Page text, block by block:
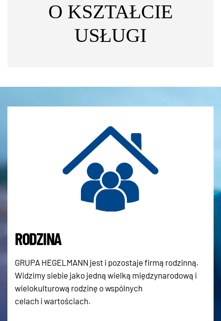
O KSZTAŁCIE
USŁUGI
RODZINA
GRUPA HEGELMANN jest i pozostaje firmą rodzinną.
Widzimy siebie jako jedną wielką międzynarodową i
wielokulturową rodzinę o wspólnych
celach i wartościach.